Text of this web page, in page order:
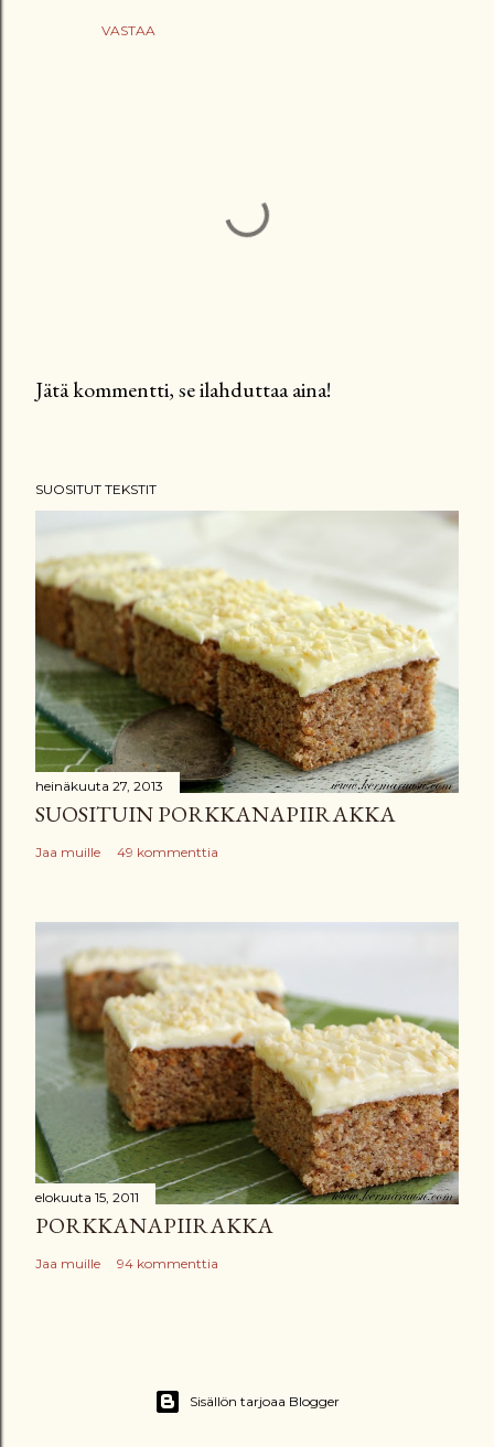
VASTAA
e
ä
k
m
m
e
n
t
t
i
Jätä kommentti, se ilahduttaa aina!
SUOSITUT TEKSTIT
heinäkuuta 27, 2013
SUOSITUIN PORKKANAPIIRAKKA
Jaa muille 49 kommenttia
elokuuta 15, 2011
PORKKANAPIIRAKKA
Jaa muille 94 kommenttia
Sisällön tarjoaa Blogger